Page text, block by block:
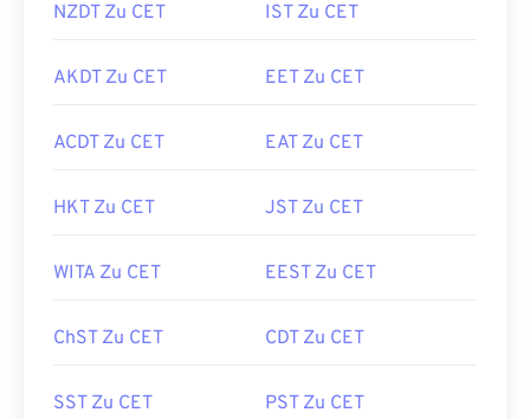
NZDT Zu CET IST Zu CET
AKDT Zu CET EET Zu CET
ACDT Zu CET EAT Zu CET
HKT Zu CET JST Zu CET
WITA Zu CET EEST Zu CET
ChST Zu CET CDT Zu CET
SST Zu CET PST Zu CET